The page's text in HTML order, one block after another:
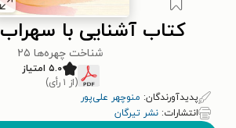
کتاب آشنایی با
شناخت چهره‌ها ۲۵
۵.۰ امتیاز
(از ۱ رأی)
پدیدآورندگان: منوچهر علی‌پور
انتشارات: نشر تیرگان